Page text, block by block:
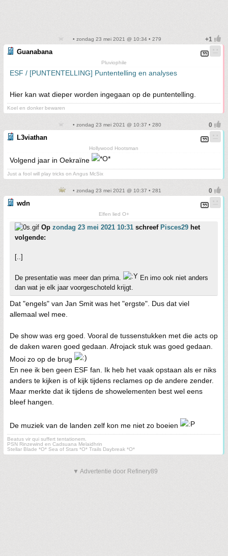
• zondag 23 mei 2021 @ 10:34 • 279
Guanabana
Pluviophile
ESF / [PUNTENTELLING] Puntentelling en analyses
Hier kan wat dieper worden ingegaan op de puntentelling.
Koel en donker bewaren
• zondag 23 mei 2021 @ 10:37 • 280
L3viathan
Hollywood Hootsman
Volgend jaar in Oekraïne
Just a fool will play tricks on Angus McSix
• zondag 23 mei 2021 @ 10:37 • 281
wdn
Elfen lied O+
Op zondag 23 mei 2021 10:31 schreef Pisces29 het
volgende:
[..]
De presentatie was meer dan prima.
En imo ook niet anders
dan wat je elk jaar voorgeschoteld krijgt.
Dat "engels" van Jan Smit was het "ergste". Dus dat viel
allemaal wel mee.
De show was erg goed. Vooral de tussenstukken met die acts op
de daken waren goed gedaan. Afrojack stuk was goed gedaan.
Mooi zo op de brug
En nee ik ben geen ESF fan. Ik heb het vaak opstaan als er niks
anders te kijken is of kijk tijdens reclames op de andere zender.
Maar merkte dat ik tijdens de showelementen best wel eens
bleef hangen.
De muziek van de landen zelf kon me niet zo boeien
Beatus vir qui suffert tentationem.
PSN Rinzewind en Cadsuana Melaidhrin
Stellar Blade *O* Sea of Stars *O* Trails Daybreak *O*
▼ Advertentie door Refinery89